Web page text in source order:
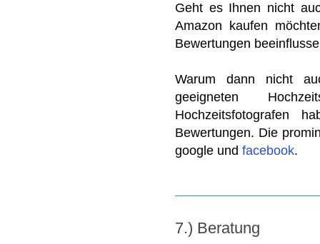
Geht es Ihnen nicht
Amazon kaufen
Bewertungen
Warum dann nicht
geeigneten
Hochzeitsfotografen
Bewertungen. Die
google und facebook.
7.) Beratung